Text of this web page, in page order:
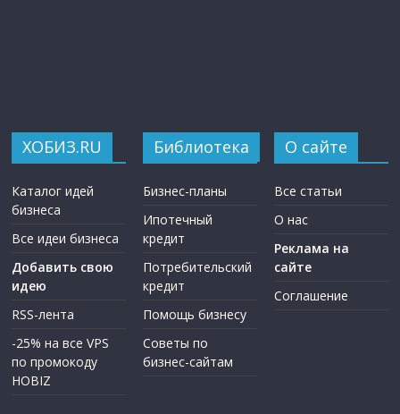
ХОБИЗ.RU
Каталог идей
бизнеса
Все идеи бизнеса
Добавить свою
идею
RSS-лента
-25% на все VPS
по промокоду
HOBIZ
Библиотека
Бизнес-планы
Ипотечный
кредит
Потребительский
кредит
Помощь бизнесу
Советы по
бизнес-сайтам
О сайте
Все статьи
О нас
Реклама на
сайте
Соглашение